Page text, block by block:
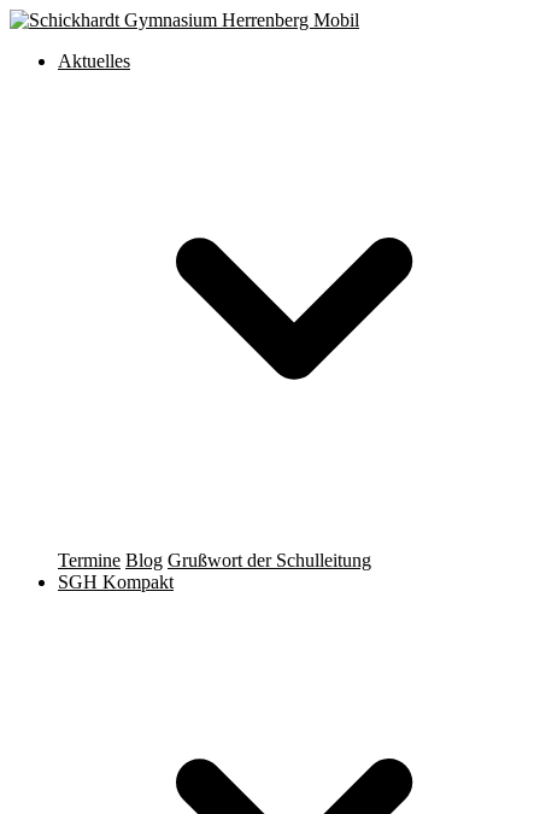
Aktuelles
Termine Blog Grußwort der Schulleitung
SGH Kompakt